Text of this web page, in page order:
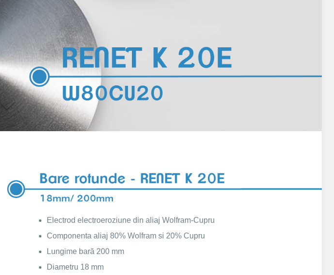
Electrod electroeroziune din aliaj Wolfram-Cupru
Componenta aliaj 80% Wolfram si 20% Cupru
Lungime bară 200 mm
Diametru 18 mm